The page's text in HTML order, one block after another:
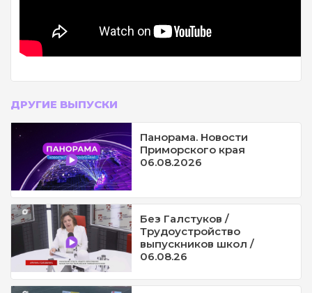
ДРУГИЕ ВЫПУСКИ
Панорама. Новости
Приморского края
06.08.2026
Без Галстуков /
Трудоустройство
выпускников школ /
06.08.26